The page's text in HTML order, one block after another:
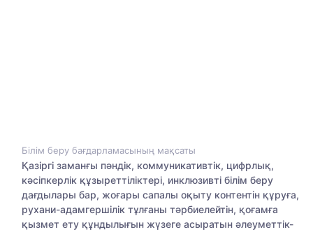
Білім беру бағдарламасының мақсаты
Қазіргі заманғы пәндік, коммуникативтік, цифрлық,
кәсіпкерлік құзыреттіліктері, инклюзивті білім беру
дағдылары бар, жоғары сапалы оқыту контентін құруға,
рухани-адамгершілік тұлғаны тәрбиелейтін, қоғамға
қызмет ету құндылығын жүзеге асыратын әлеуметтік-